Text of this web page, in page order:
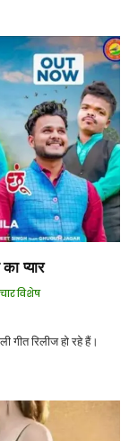
प्यार
विशेष
रिलीज हो रहे हैं।